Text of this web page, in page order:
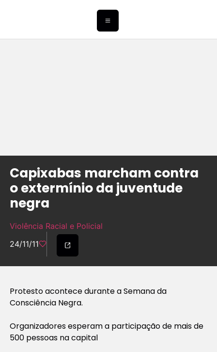
Capixabas marcham contra
o extermínio da juventude
negra
Violência Racial e Policial
24/11/11
Protesto acontece durante a Semana da
Consciência Negra.
Organizadores esperam a participação de mais de
500 pessoas na capital